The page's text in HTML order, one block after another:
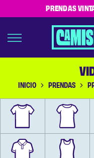
PRENDAS
INICIO PRENDAS